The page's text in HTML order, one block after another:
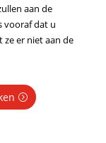
aan de
vooraf dat u
er niet aan de